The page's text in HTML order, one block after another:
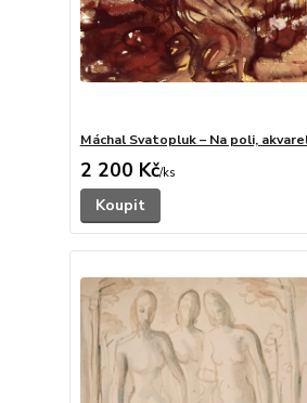
Máchal Svatopluk – Na poli,
2 200 Kč/ks
Koupit